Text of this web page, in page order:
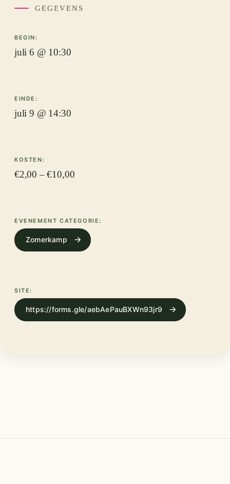
GEGEVENS
BEGIN:
juli 6 @ 10:30
EINDE:
juli 9 @ 14:30
KOSTEN:
€2,00 – €10,00
EVENEMENT CATEGORIE:
Zomerkamp
SITE:
https://forms.gle/aebAePauBXWn93jr9